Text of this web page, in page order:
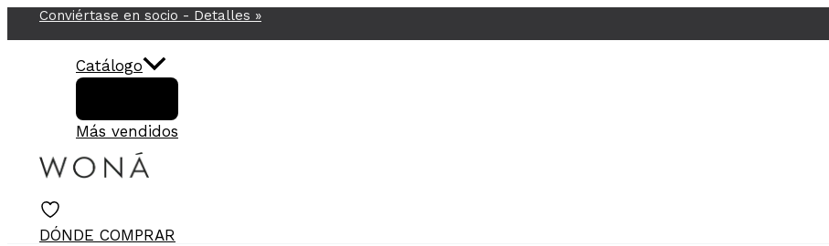
al
Conviértase en socio - Detalles »
Catálogo
Más vendidos
DÓNDE COMPRAR